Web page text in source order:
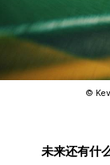
©️
未来还有什